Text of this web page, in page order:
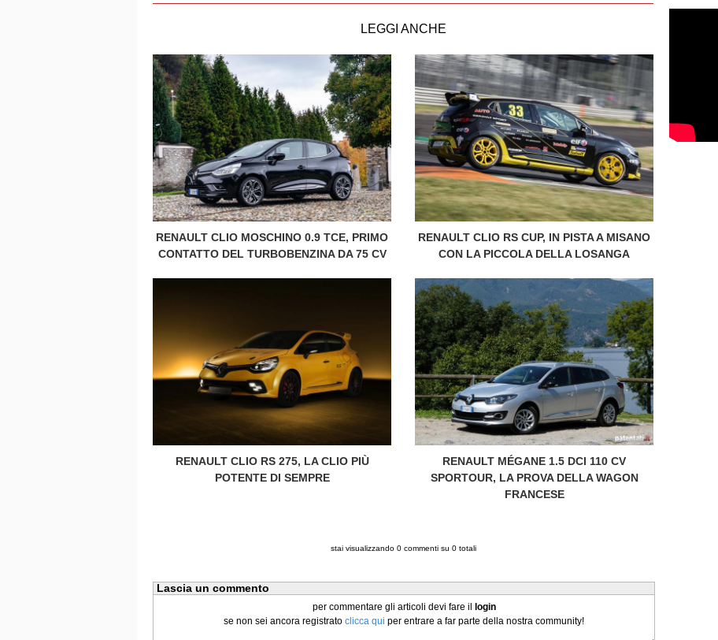
LEGGI ANCHE
RENAULT CLIO MOSCHINO 0.9 TCE, PRIMO
CONTATTO DEL TURBOBENZINA DA 75 CV
RENAULT CLIO RS CUP, IN PISTA A MISANO
CON LA PICCOLA DELLA LOSANGA
RENAULT CLIO RS 275, LA CLIO PIÙ
POTENTE DI SEMPRE
RENAULT MÉGANE 1.5 DCI 110 CV
SPORTOUR, LA PROVA DELLA WAGON
FRANCESE
stai visualizzando 0commenti su 0totali
Lascia un commento
per commentare gli articoli devi fare il
login
se non sei ancora registrato clicca qui per entrare a far parte della nostra community!